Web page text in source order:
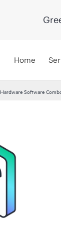
Home
Hardware Software